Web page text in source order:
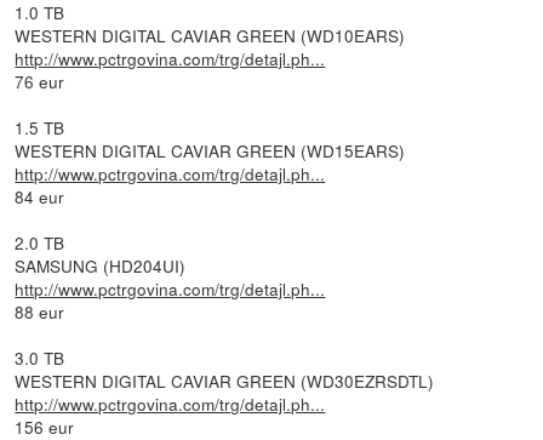
1.0 TB
WESTERN DIGITAL CAVIAR GREEN (WD10EARS)
http://www.pctrgovina.com/trg/detajl.ph...
76 eur
1.5 TB
WESTERN DIGITAL CAVIAR GREEN (WD15EARS)
http://www.pctrgovina.com/trg/detajl.ph...
84 eur
2.0 TB
SAMSUNG (HD204UI)
http://www.pctrgovina.com/trg/detajl.ph...
88 eur
3.0 TB
WESTERN DIGITAL CAVIAR GREEN (WD30EZRSDTL)
http://www.pctrgovina.com/trg/detajl.ph...
156 eur